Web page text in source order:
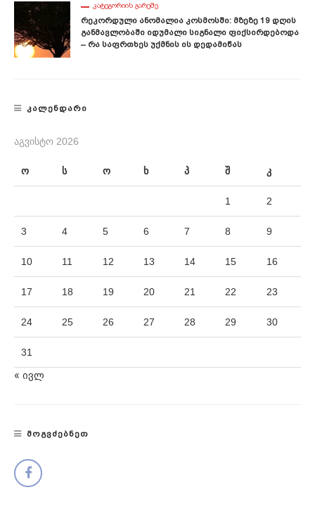
ᲙᲐᲢᲔᲒᲝᲠᲘᲘᲡ ᲒᲐᲠᲔᲨᲔ
Რეკორდული Ანომალია Კოსმოსში: Მზეზე 19 Დღის
Განმავლობაში Იდუმალი Სიგნალი Ფიქსირდებოდა
– Რა Საფრთხეს Უქმნის Ის Დედამიწას
ᲙᲐᲚᲔᲜᲓᲐᲠᲘ
ᲐᲒᲕᲘᲡᲢᲝ 2026
ო ს ო ხ პ შ კ
1 2
3 4 5 6 7 8 9
10 11 12 13 14 15 16
17 18 19 20 21 22 23
24 25 26 27 28 29 30
31
« ივლ
ᲛᲝᲒᲕᲫᲔᲑᲜᲔᲗ